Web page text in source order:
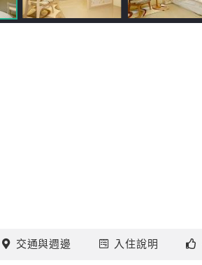
交通與週邊 入住說明